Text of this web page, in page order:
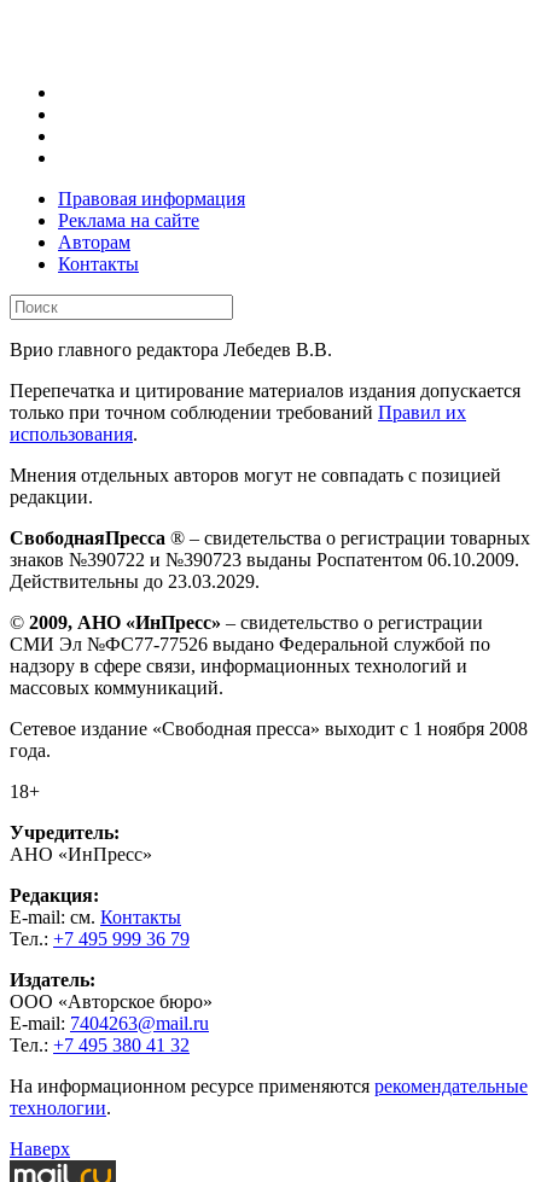
Правовая информация
Реклама на сайте
Авторам
Контакты
Врио главного редактора Лебедев В.В.
Перепечатка и цитирование материалов издания допускается
только при точном соблюдении требований Правил их
использования.
Мнения отдельных авторов могут не совпадать с позицией
редакции.
СвободнаяПресса ® – свидетельства о регистрации товарных
знаков №390722 и №390723 выданы Роспатентом 06.10.2009.
Действительны до 23.03.2029.
© 2009, АНО «ИнПресс» – свидетельство о регистрации
СМИ Эл №ФС77-77526 выдано Федеральной службой по
надзору в сфере связи, информационных технологий и
массовых коммуникаций.
Сетевое издание «Свободная пресса» выходит с 1 ноября 2008
года.
18+
Учредитель:
АНО «ИнПресс»
Редакция:
E-mail: см. Контакты
Тел.: +7 495 999 36 79
Издатель:
ООО «Авторское бюро»
E-mail: 7404263@mail.ru
Тел.: +7 495 380 41 32
На информационном ресурсе применяются рекомендательные
технологии.
Наверх